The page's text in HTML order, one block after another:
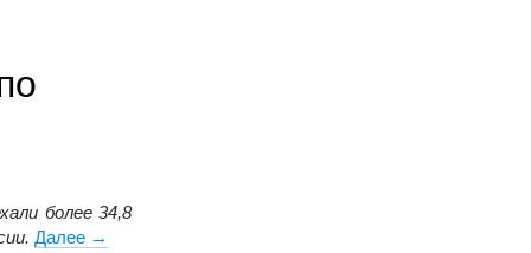
более 34,8
Далее Почти 35 тыс. россиян за полгода получили новое
→